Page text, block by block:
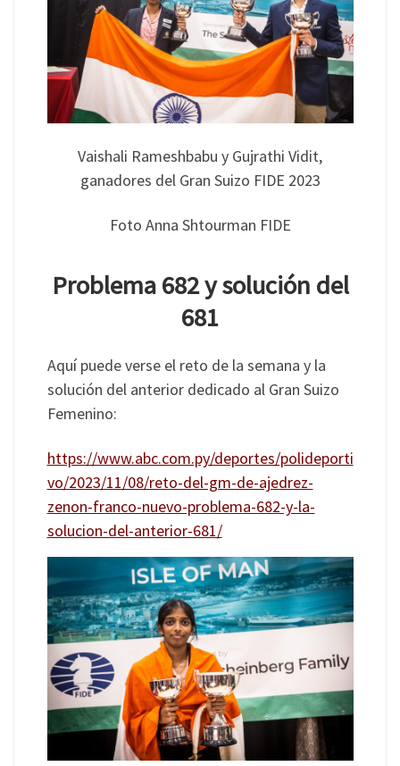
Vaishali Rameshbabu y Gujrathi Vidit,
ganadores del Gran Suizo FIDE 2023
Foto Anna Shtourman FIDE
Problema 682 y solución del
681
Aquí puede verse el reto de la semana y la
solución del anterior dedicado al Gran Suizo
Femenino:
https://www.abc.com.py/deportes/polideporti
vo/2023/11/08/reto-del-gm-de-ajedrez-
zenon-franco-nuevo-problema-682-y-la-
solucion-del-anterior-681/